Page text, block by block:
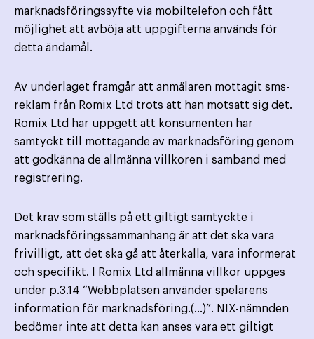
marknadsföringssyfte via mobiltelefon och fått
möjlighet att avböja att uppgifterna används för
detta ändamål.
Av underlaget framgår att anmälaren mottagit sms-
reklam från Romix Ltd trots att han motsatt sig det.
Romix Ltd har uppgett att konsumenten har
samtyckt till mottagande av marknadsföring genom
att godkänna de allmänna villkoren i samband med
registrering.
Det krav som ställs på ett giltigt samtyckte i
marknadsföringssammanhang är att det ska vara
frivilligt, att det ska gå att återkalla, vara informerat
och specifikt. I Romix Ltd allmänna villkor uppges
under p.3.14 ”Webbplatsen använder spelarens
information för marknadsföring.(…)”. NIX-nämnden
bedömer inte att detta kan anses vara ett giltigt